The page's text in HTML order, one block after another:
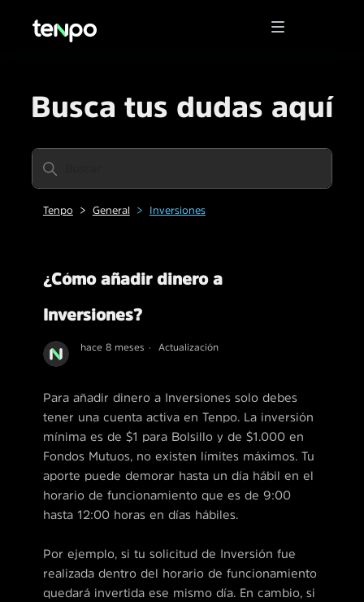
Busca tus dudas aquí
Tenpo General Inversiones
¿Cómo añadir dinero a
Inversiones?
hace 8 meses Actualización
Para añadir dinero a Inversiones solo debes
tener una cuenta activa en Tenpo. La inversión
mínima es de $1 para Bolsillo y de $1.000 en
Fondos Mutuos, no existen límites máximos. Tu
aporte puede demorar hasta un día hábil en el
horario de funcionamiento que es de 9:00
hasta 12:00 horas en días hábiles.
Por ejemplo, si tu solicitud de Inversión fue
realizada dentro del horario de funcionamiento
quedará invertida ese mismo día. En cambio, si